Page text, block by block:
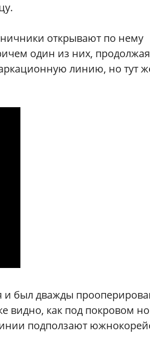
открывают по нему
один из них, продолжая
линию, но тут
и был дважды
видно, как под покровом
подползают